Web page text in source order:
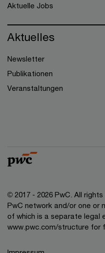
Aktuelle Jobs
Aktuelles
Newsletter
Publikationen
Veranstaltungen
© 2017 - 2026 PwC. All
PwC network and/or one or
of which is a separate legal
www.pwc.com/structure for